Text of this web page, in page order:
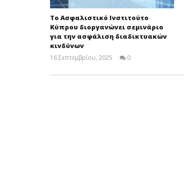
Το Ασφαλιστικό Ινστιτούτο
Κύπρου διοργανώνει σεμινάριο
για την ασφάλιση διαδικτυακών
κινδύνων
16 Σεπτεμβρίου, 2025
Insurance
0